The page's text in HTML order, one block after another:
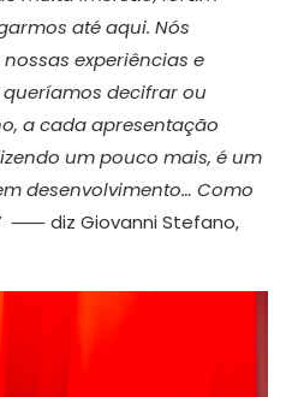
até aqui. Nós
experiências e
decifrar ou
a cada apresentação
um pouco mais, é um
desenvolvimento… Como
⸺ diz Giovanni Stefano,